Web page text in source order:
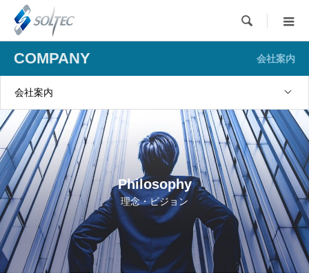

COMPANY 会社案内
会社案内
Philosophy
理念・ビジョン